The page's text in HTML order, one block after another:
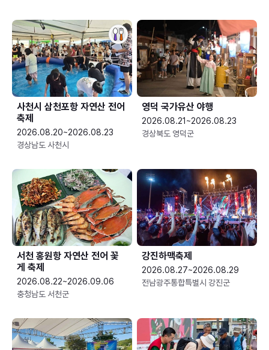
사천시 삼천포항 자연산 전어
축제
2026.08.20~2026.08.23
경상남도 사천시
영덕 국가유산 야행
2026.08.21~2026.08.23
경상북도 영덕군
서천 홍원항 자연산 전어 꽃
게 축제
2026.08.22~2026.09.06
충청남도 서천군
강진하맥축제
2026.08.27~2026.08.29
전남광주통합특별시 강진군